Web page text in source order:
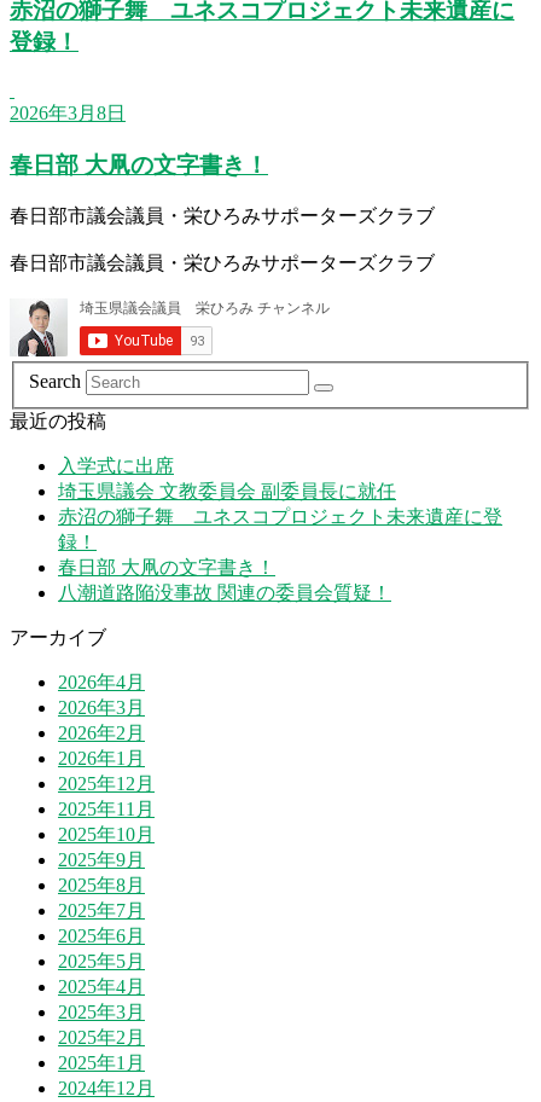
赤沼の獅子舞 ユネスコプロジェクト未来遺産に
登録！
2026年3月8日
春日部 大凧の文字書き！
春日部市議会議員・栄ひろみサポーターズクラブ
春日部市議会議員・栄ひろみサポーターズクラブ
Search
最近の投稿
入学式に出席
埼玉県議会 文教委員会 副委員長に就任
赤沼の獅子舞 ユネスコプロジェクト未来遺産に登
録！
春日部 大凧の文字書き！
八潮道路陥没事故 関連の委員会質疑！
アーカイブ
2026年4月
2026年3月
2026年2月
2026年1月
2025年12月
2025年11月
2025年10月
2025年9月
2025年8月
2025年7月
2025年6月
2025年5月
2025年4月
2025年3月
2025年2月
2025年1月
2024年12月